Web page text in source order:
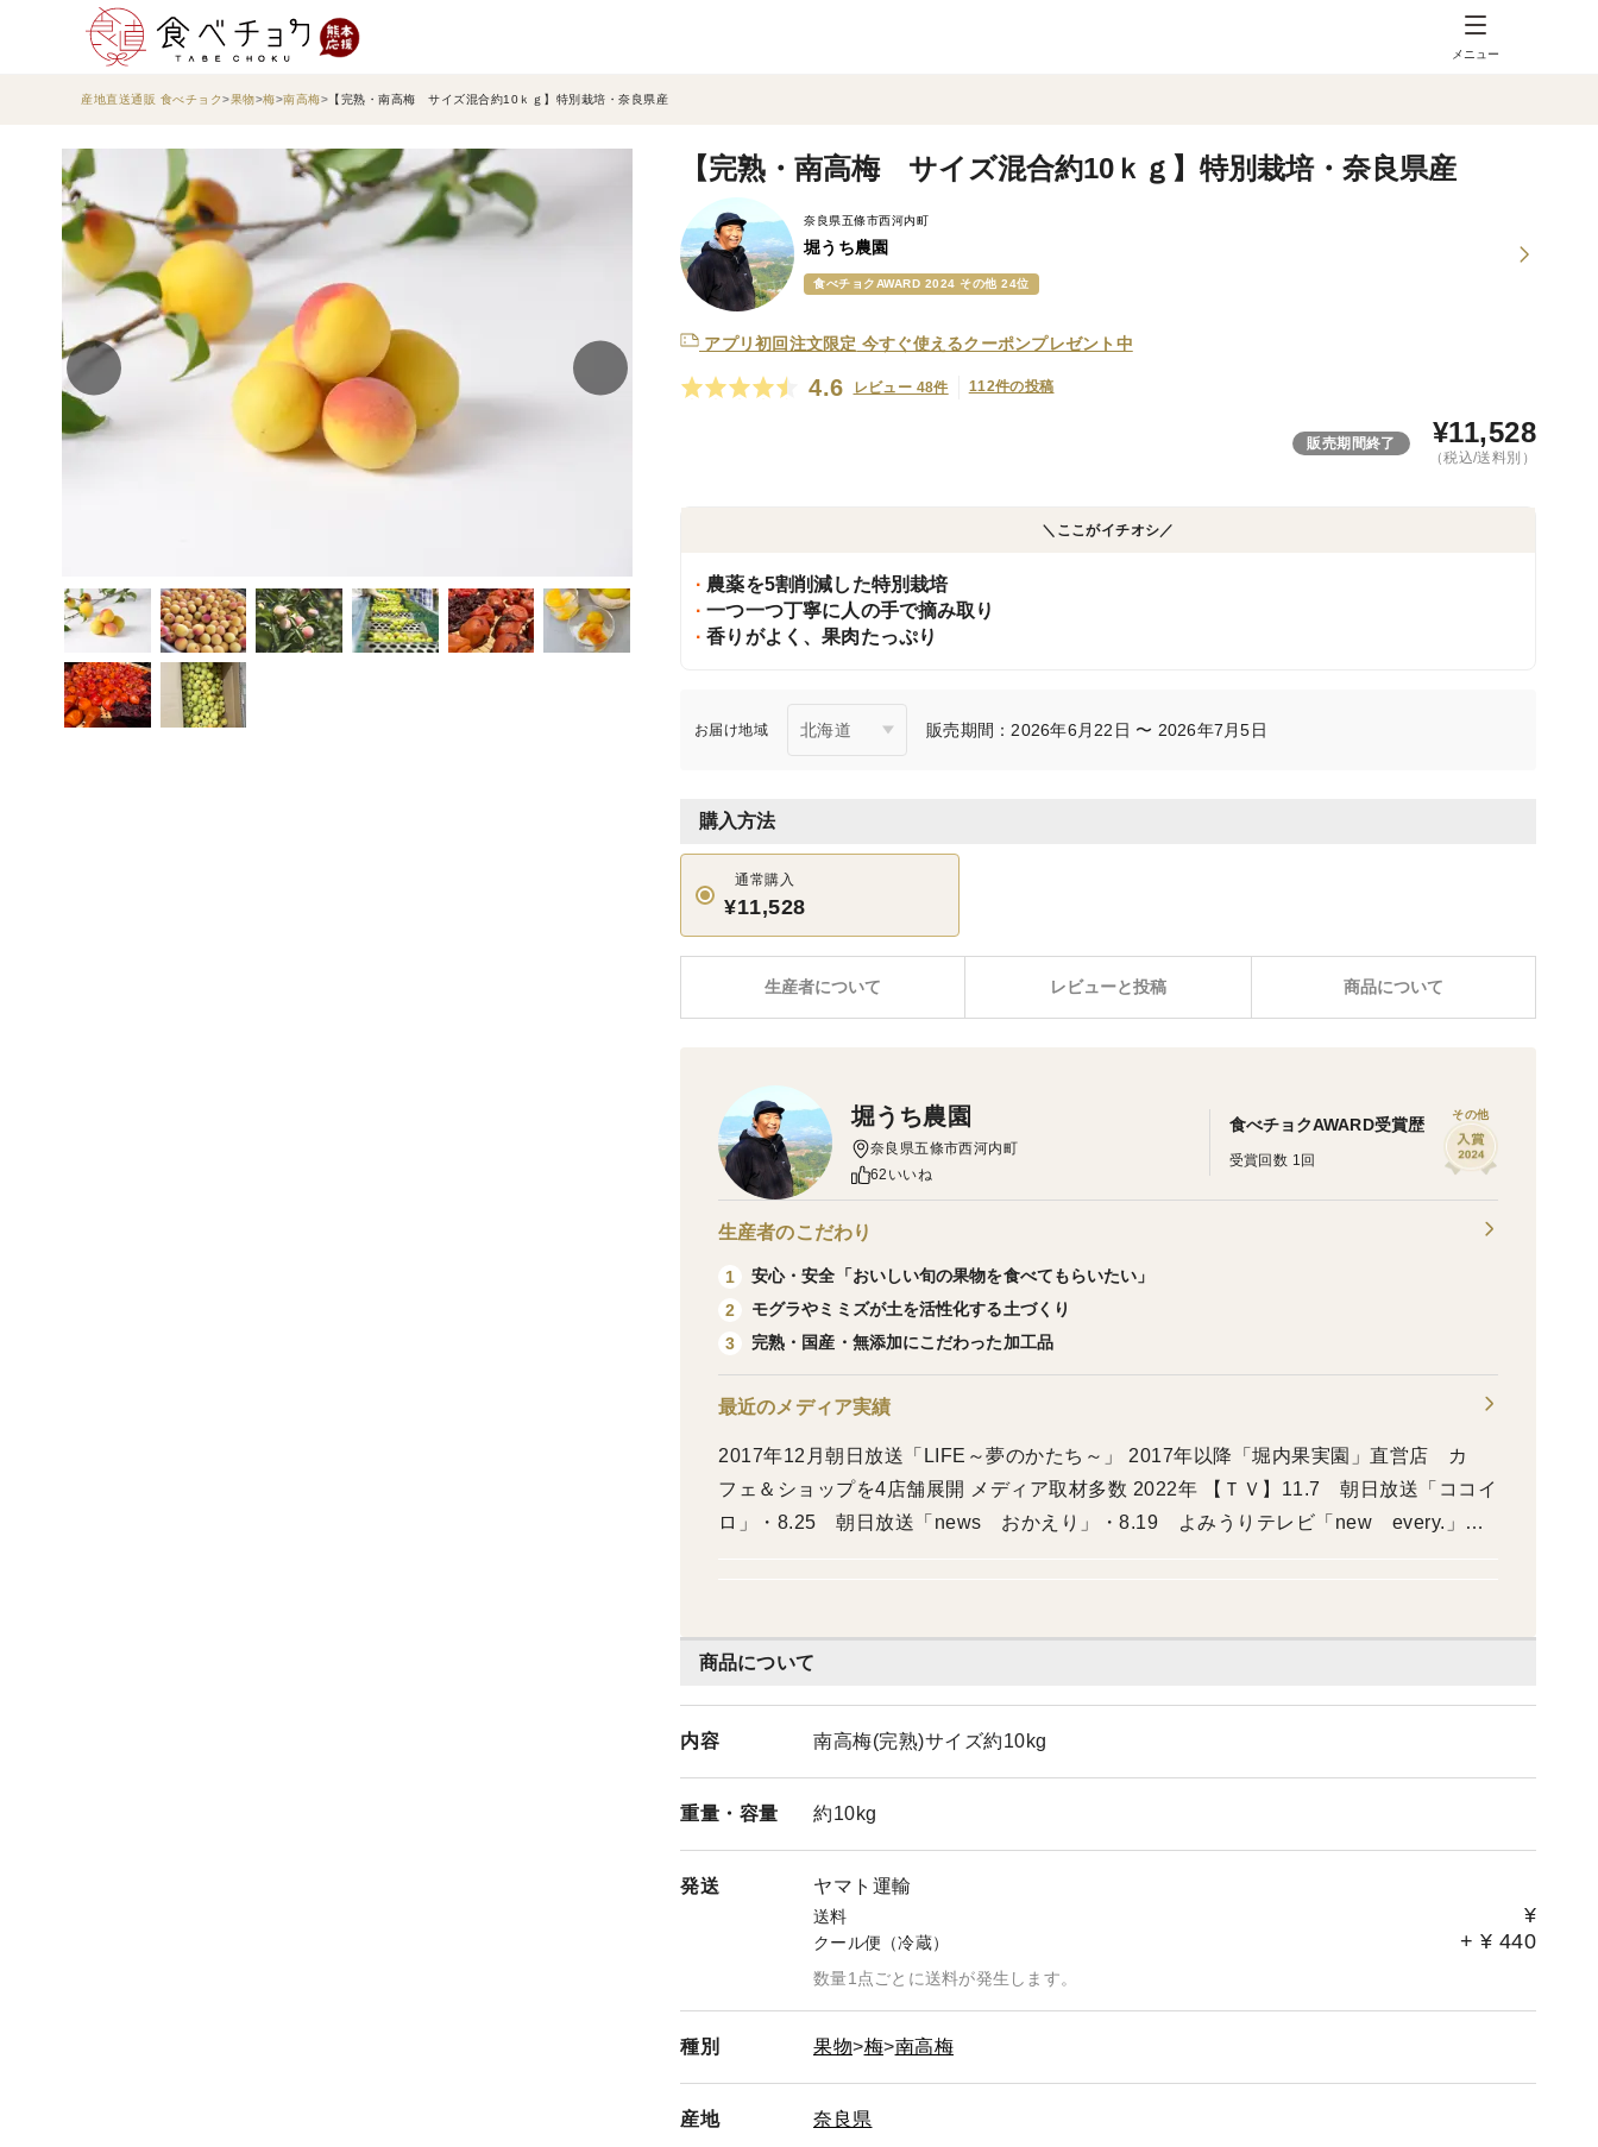
メニュー
産地直送通販 食べチョク 果物 梅 南高梅 【完熟・南高梅 サイズ混合約10ｋｇ】特別栽培・奈良県産
【完熟・南高梅 サイズ混合約10ｋｇ】特別栽培・奈良県産
奈良県五條市西河内町
堀うち農園
食べチョクAWARD 2024 その他 24位
アプリ初回注文限定 今すぐ使えるクーポンプレゼント中
4.6 レビュー 48件 112件の投稿
販売期間終了 ¥11,528
（税込/送料別）
＼ここがイチオシ／
農薬を5割削減した特別栽培
一つ一つ丁寧に人の手で摘み取り
香りがよく、果肉たっぷり
お届け地域 販売期間：2026年6月22日 〜 2026年7月5日
購入方法
通常購入
¥11,528
レビューと投稿 商品について
生産者について
商品について
内容 南高梅(完熟)サイズ約10kg
重量・ 容量 約10kg
発送 ヤマト運輸
送料 ¥
クール便（冷蔵） + ¥ 440
数量1点ごとに送料が発生します。
種別 果物 梅 南高梅
産地 奈良県
堀うち農園
奈良県五條市西河内町
62いいね
食べチョクAWARD受賞歴
受賞回数 1回
その他
生産者のこだわり
1
安心・安全「おいしい旬の果物を食べてもらいたい」
2
モグラやミミズが土を活性化する土づくり
3
完熟・国産・無添加にこだわった加工品
最近のメディア実績
2017年12月朝日放送「LIFE～夢のかたち～」 2017年以降「堀内果実園」直営店 カ
フェ＆ショップを4店舗展開 メディア取材多数 2022年 【ＴＶ】11.7 朝日放送「ココイ
ロ」・8.25 朝日放送「news おかえり」・8.19 よみうりテレビ「new every.」・
月号・ＳＰＵＲ 10月号・星の商人 9月号・ＳＡＶＶＹ 8月号・monoモノマガジ